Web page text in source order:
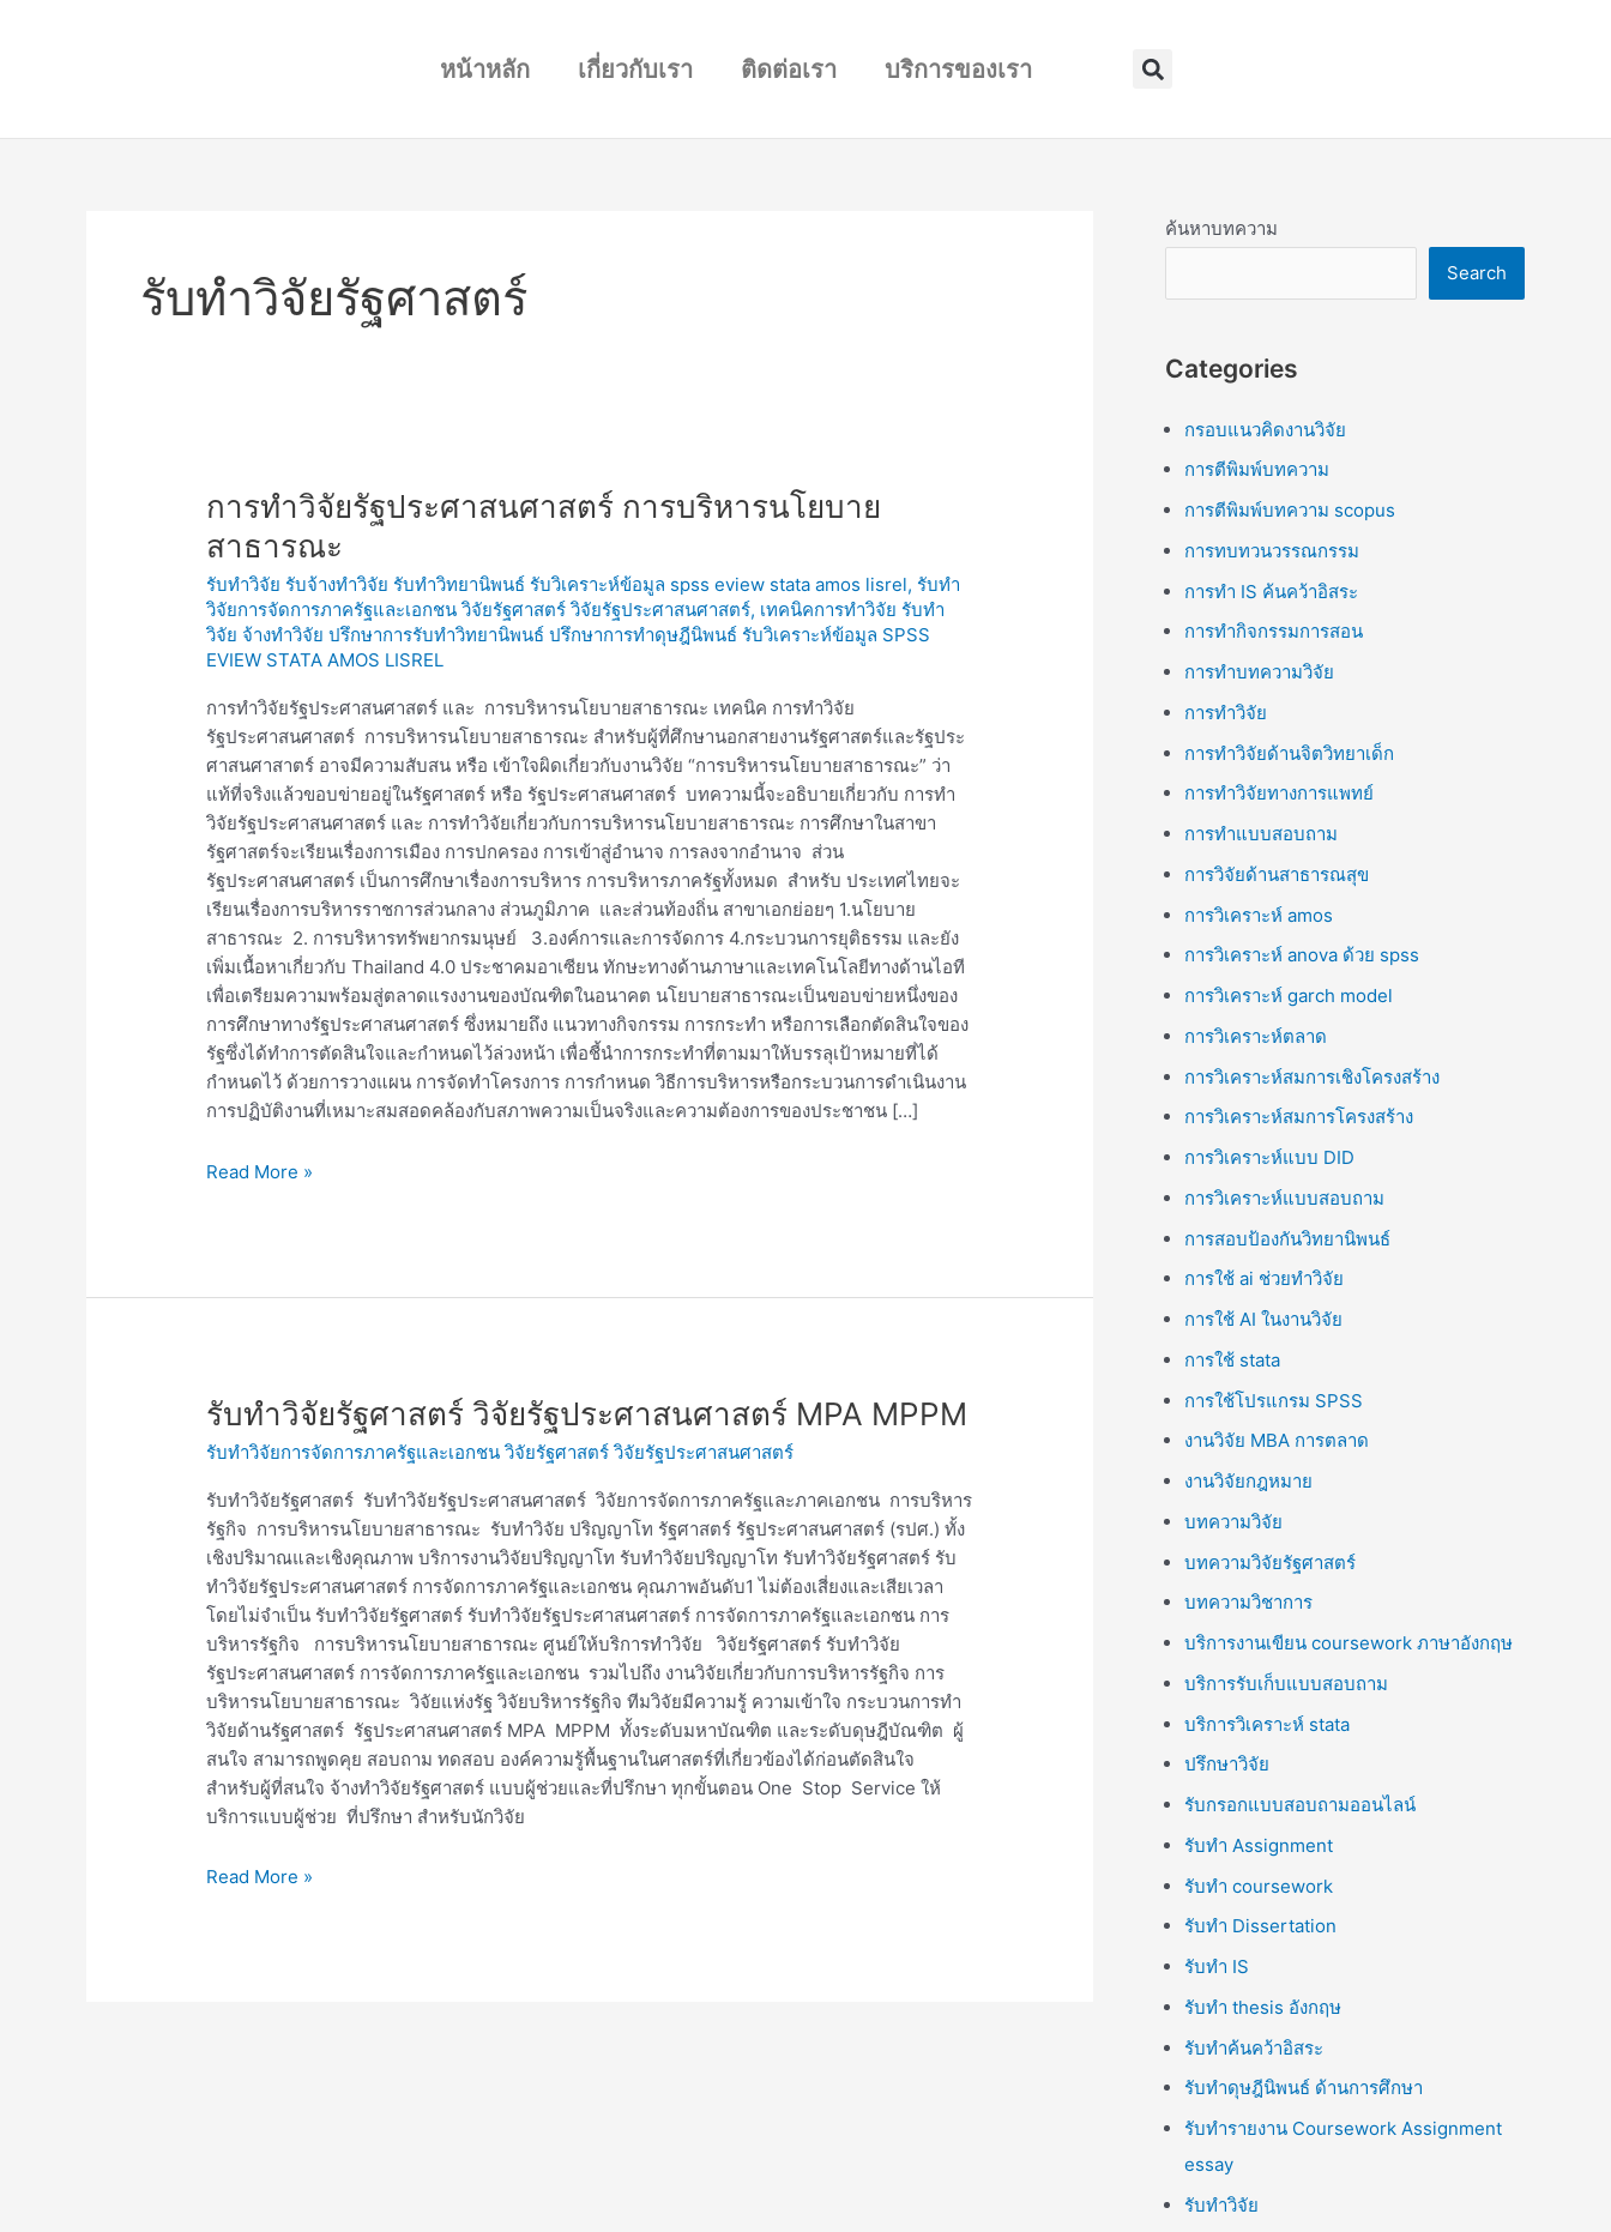
หน้าหลัก เกี่ยวกับเรา ติดต่อเรา บริการของเรา Search
รับทำวิจัยรัฐศาสตร์
การทำวิจัยรัฐประศาสนศาสตร์ การบริหารนโยบาย
สาธารณะ
รับทำวิจัย รับจ้างทำวิจัย รับทำวิทยานิพนธ์ รับวิเคราะห์ข้อมูล spss eview stata amos lisrel, รับทำ
วิจัยการจัดการภาครัฐและเอกชน วิจัยรัฐศาสตร์ วิจัยรัฐประศาสนศาสตร์, เทคนิคการทำวิจัย รับทำ
วิจัย จ้างทำวิจัย ปรึกษาการรับทำวิทยานิพนธ์ ปรึกษาการทำดุษฎีนิพนธ์ รับวิเคราะห์ข้อมูล SPSS
EVIEW STATA AMOS LISREL
การทำวิจัยรัฐประศาสนศาสตร์ และ การบริหารนโยบายสาธารณะ เทคนิค การทำวิจัย
รัฐประศาสนศาสตร์ การบริหารนโยบายสาธารณะ สำหรับผู้ที่ศึกษานอกสายงานรัฐศาสตร์และรัฐประ
ศาสนศาสาตร์ อาจมีความสับสน หรือ เข้าใจผิดเกี่ยวกับงานวิจัย “การบริหารนโยบายสาธารณะ” ว่า
แท้ที่จริงแล้วขอบข่ายอยู่ในรัฐศาสตร์ หรือ รัฐประศาสนศาสตร์ บทความนี้จะอธิบายเกี่ยวกับ การทำ
วิจัยรัฐประศาสนศาสตร์ และ การทำวิจัยเกี่ยวกับการบริหารนโยบายสาธารณะ การศึกษาในสาขา
รัฐศาสตร์จะเรียนเรื่องการเมือง การปกครอง การเข้าสู่อำนาจ การลงจากอำนาจ ส่วน
รัฐประศาสนศาสตร์ เป็นการศึกษาเรื่องการบริหาร การบริหารภาครัฐทั้งหมด สำหรับ ประเทศไทยจะ
เรียนเรื่องการบริหารราชการส่วนกลาง ส่วนภูมิภาค และส่วนท้องถิ่น สาขาเอกย่อยๆ 1.นโยบาย
สาธารณะ 2. การบริหารทรัพยากรมนุษย์ 3.องค์การและการจัดการ 4.กระบวนการยุติธรรม และยัง
เพิ่มเนื้อหาเกี่ยวกับ Thailand 4.0 ประชาคมอาเซียน ทักษะทางด้านภาษาและเทคโนโลยีทางด้านไอที
เพื่อเตรียมความพร้อมสู่ตลาดแรงงานของบัณฑิตในอนาคต นโยบายสาธารณะเป็นขอบข่ายหนึ่งของ
การศึกษาทางรัฐประศาสนศาสตร์ ซึ่งหมายถึง แนวทางกิจกรรม การกระทำ หรือการเลือกตัดสินใจของ
รัฐซึ่งได้ทำการตัดสินใจและกำหนดไว้ล่วงหน้า เพื่อชี้นำการกระทำที่ตามมาให้บรรลุเป้าหมายที่ได้
กำหนดไว้ ด้วยการวางแผน การจัดทำโครงการ การกำหนด วิธีการบริหารหรือกระบวนการดำเนินงาน
การปฏิบัติงานที่เหมาะสมสอดคล้องกับสภาพความเป็นจริงและความต้องการของประชาชน […]
การ
วิจัย
รัฐประศาสนศาสตร์
การ
บริหาร
นโยบาย
สาธารณะ
Read More »
รับทำวิจัยรัฐศาสตร์ วิจัยรัฐประศาสนศาสตร์ MPA MPPM
รับทำวิจัยการจัดการภาครัฐและเอกชน วิจัยรัฐศาสตร์ วิจัยรัฐประศาสนศาสตร์
รับทำวิจัยรัฐศาสตร์ รับทำวิจัยรัฐประศาสนศาสตร์ วิจัยการจัดการภาครัฐและภาคเอกชน การบริหาร
รัฐกิจ การบริหารนโยบายสาธารณะ รับทำวิจัย ปริญญาโท รัฐศาสตร์ รัฐประศาสนศาสตร์ (รปศ.) ทั้ง
เชิงปริมาณและเชิงคุณภาพ บริการงานวิจัยปริญญาโท รับทำวิจัยปริญญาโท รับทำวิจัยรัฐศาสตร์ รับ
ทำวิจัยรัฐประศาสนศาสตร์ การจัดการภาครัฐและเอกชน คุณภาพอันดับ1 ไม่ต้องเสี่ยงและเสียเวลา
โดยไม่จำเป็น รับทำวิจัยรัฐศาสตร์ รับทำวิจัยรัฐประศาสนศาสตร์ การจัดการภาครัฐและเอกชน การ
บริหารรัฐกิจ การบริหารนโยบายสาธารณะ ศูนย์ให้บริการทำวิจัย วิจัยรัฐศาสตร์ รับทำวิจัย
รัฐประศาสนศาสตร์ การจัดการภาครัฐและเอกชน รวมไปถึง งานวิจัยเกี่ยวกับการบริหารรัฐกิจ การ
บริหารนโยบายสาธารณะ วิจัยแห่งรัฐ วิจัยบริหารรัฐกิจ ทีมวิจัยมีความรู้ ความเข้าใจ กระบวนการทำ
วิจัยด้านรัฐศาสตร์ รัฐประศาสนศาสตร์ MPA MPPM ทั้งระดับมหาบัณฑิต และระดับดุษฎีบัณฑิต ผู้
สนใจ สามารถพูดคุย สอบถาม ทดสอบ องค์ความรู้พื้นฐานในศาสตร์ที่เกี่ยวข้องได้ก่อนตัดสินใจ
สำหรับผู้ที่สนใจ จ้างทำวิจัยรัฐศาสตร์ แบบผู้ช่วยและที่ปรึกษา ทุกขั้นตอน One Stop Service ให้
บริการแบบผู้ช่วย ที่ปรึกษา สำหรับนักวิจัย
รับ
วิจัย
รัฐศาสตร์
วิจัย
รัฐประศาสนศาสตร์
MPA
MPPM
Read More »
ค้นหาบทความ
Search
Categories
กรอบแนวคิดงานวิจัย
การตีพิมพ์บทความ
การตีพิมพ์บทความ scopus
การทบทวนวรรณกรรม
การทำ IS ค้นคว้าอิสระ
การทำกิจกรรมการสอน
การทำบทความวิจัย
การทำวิจัย
การทำวิจัยด้านจิตวิทยาเด็ก
การทำวิจัยทางการแพทย์
การทำแบบสอบถาม
การวิจัยด้านสาธารณสุข
การวิเคราะห์ amos
การวิเคราะห์ anova ด้วย spss
การวิเคราะห์ garch model
การวิเคราะห์ตลาด
การวิเคราะห์สมการเชิงโครงสร้าง
การวิเคราะห์สมการโครงสร้าง
การวิเคราะห์แบบ DID
การวิเคราะห์แบบสอบถาม
การสอบป้องกันวิทยานิพนธ์
การใช้ ai ช่วยทำวิจัย
การใช้ AI ในงานวิจัย
การใช้ stata
การใช้โปรแกรม SPSS
งานวิจัย MBA การตลาด
งานวิจัยกฎหมาย
บทความวิจัย
บทความวิจัยรัฐศาสตร์
บทความวิชาการ
บริการงานเขียน coursework ภาษาอังกฤษ
บริการรับเก็บแบบสอบถาม
บริการวิเคราะห์ stata
ปรึกษาวิจัย
รับกรอกแบบสอบถามออนไลน์
รับทำ Assignment
รับทำ coursework
รับทำ Dissertation
รับทำ IS
รับทำ thesis อังกฤษ
รับทำค้นคว้าอิสระ
รับทำดุษฎีนิพนธ์ ด้านการศึกษา
รับทำรายงาน Coursework Assignment
essay
รับทำวิจัย